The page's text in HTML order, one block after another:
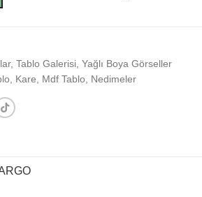
, Tablo Galerisi Yağlı Boya Görseller
Kare Mdf Tablo Nedimeler